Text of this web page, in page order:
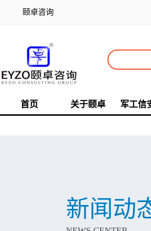
颐卓咨询
首页 关于颐卓 军工信
新闻动